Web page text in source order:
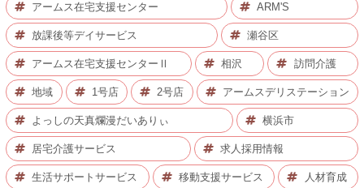
アームス在宅支援センター ARM'S
放課後等デイサービス 瀬谷区
アームス在宅支援センターⅡ 相沢 訪問介護
地域 1号店 2号店 アームスデリステーション
よっしの天真爛漫だいありぃ 横浜市
居宅介護サービス 求人採用情報
生活サポートサービス 移動支援サービス 人材育成